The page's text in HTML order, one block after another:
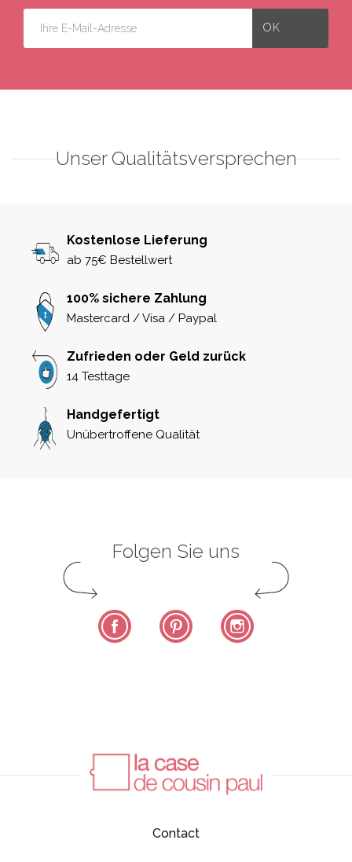
Unser Qualitätsversprechen
Kostenlose Lieferung
ab 75€ Bestellwert
100% sichere Zahlung
Mastercard / Visa / Paypal
Zufrieden oder Geld zurück
14 Testtage
Handgefertigt
Unübertroffene Qualität
Folgen Sie uns
Facebook Pinterest
Contact